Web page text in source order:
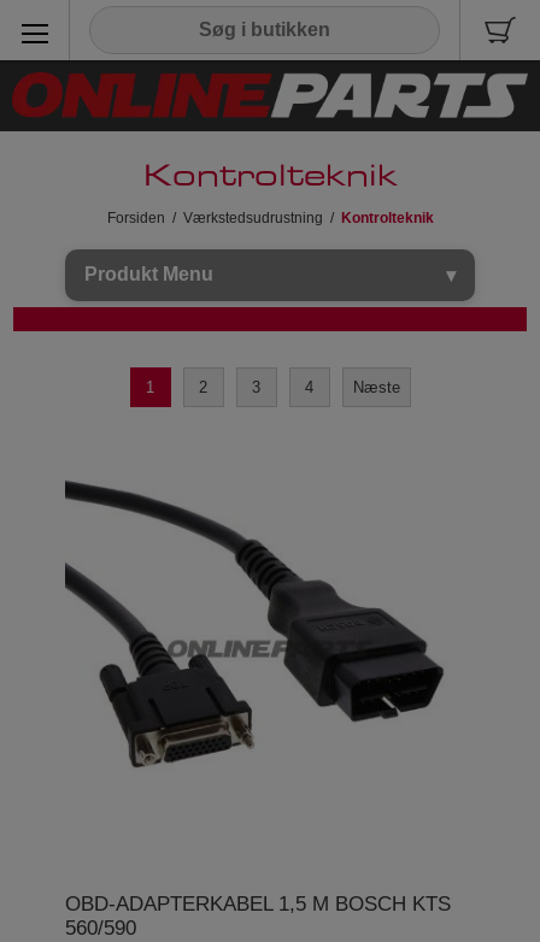
Kontrolteknik
Forsiden / Værkstedsudrustning / Kontrolteknik
Produkt Menu
1 2 3 4 Næste
OBD-ADAPTERKABEL 1,5 M BOSCH KTS
560/590